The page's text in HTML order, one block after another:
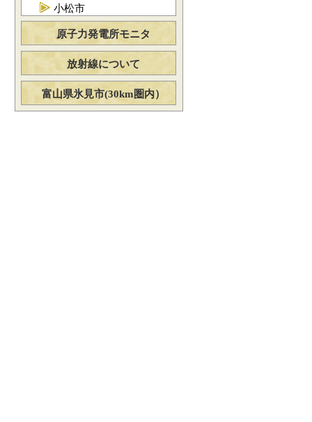
小松市
原子力発電所モニタ
放射線について
富山県氷見市(30km圏内）